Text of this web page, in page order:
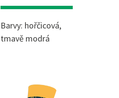
Barvy: hořčicová,
tmavě modrá